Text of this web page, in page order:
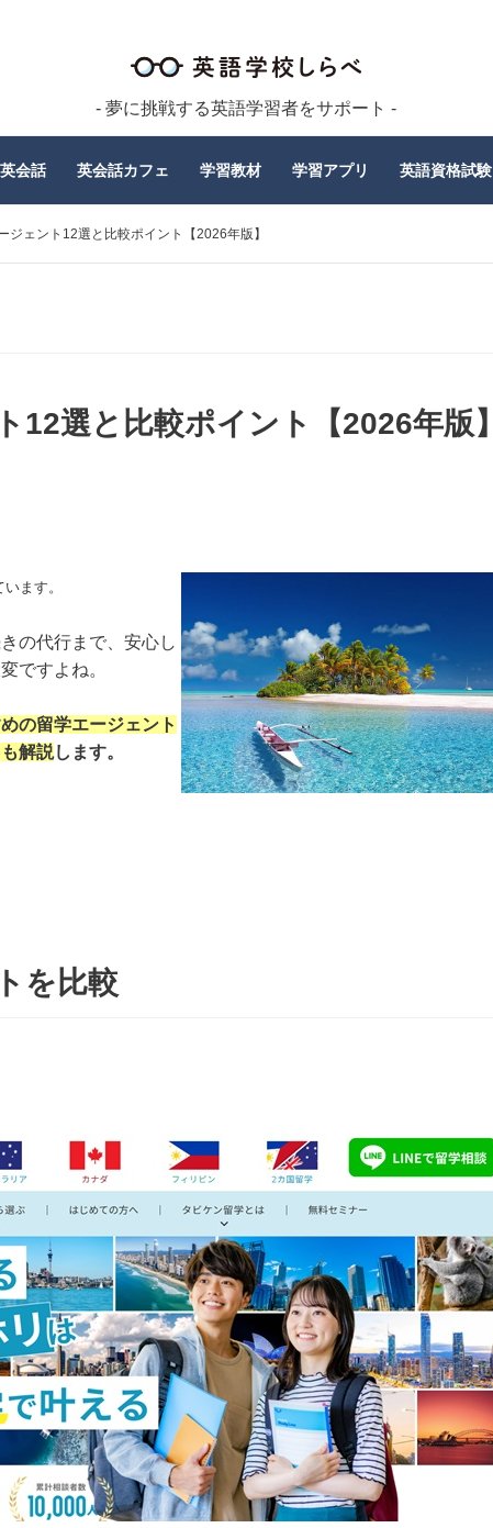
- 夢に挑戦する英語学習者をサポート -
会話 英会話カフェ 学習教材 学習アプリ 英語資格試験
ジェント12選と比較ポイント【2026年版】
選と比較ポイント【2026年版】
ます。
の代行まで、安心し
ですよね。
の留学エージェント
解説します。
を比較